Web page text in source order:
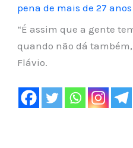
pena de mais de 27
“É assim que a gente
quando não dá
Flávio.